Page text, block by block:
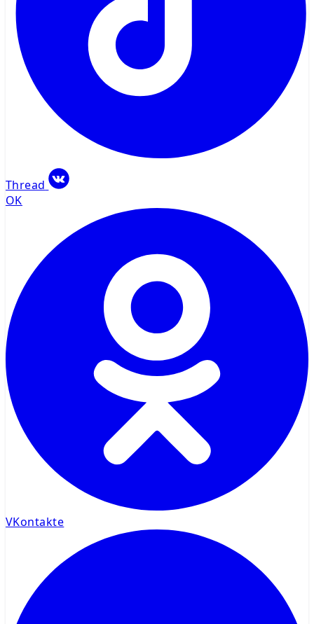
Thread
OK
VKontakte